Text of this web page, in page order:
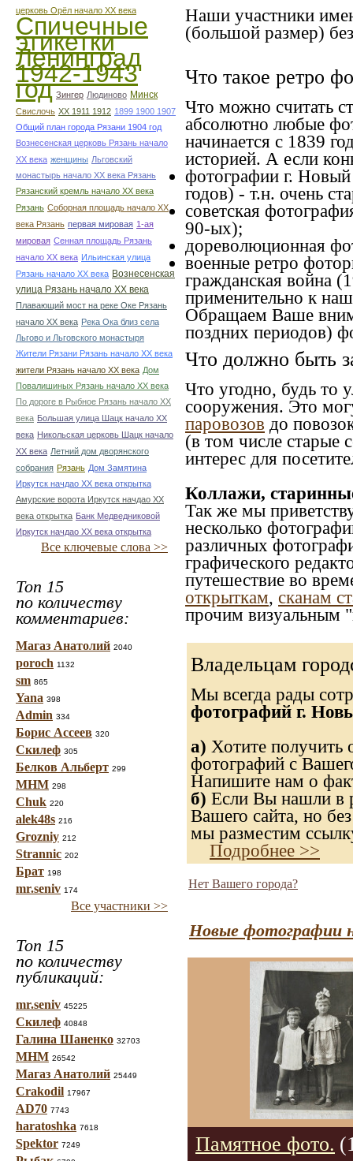
церковь Орёл начало ХХ века
Спичечные
этикетки
Ленинград
1942-1943
год Зингер Людиново Минск
Свислочь XX 1911 1912 1899 1900 1907
Общий план города Рязани 1904 год
Вознесенская церковь Рязань начало
ХХ века женщины Льговский
монастырь начало ХХ века Рязань
Рязанский кремль начало ХХ века
Рязань Соборная площадь начало ХХ
века Рязань первая мировая 1-ая
мировая Сенная площадь Рязань
начало ХХ века Ильинская улица
Рязань начало ХХ века Вознесенская
улица Рязань начало ХХ века
Плавающий мост на реке Оке Рязань
начало ХХ века Река Ока близ села
Льгово и Льговского монастыря
Жители Рязани Рязань начало ХХ века
жители Рязань начало ХХ века Дом
Повалишиных Рязань начало ХХ века
По дороге в Рыбное Рязань начало ХХ
века Большая улица Шацк начало ХХ
века Никольская церковь Шацк начало
ХХ века Летний дом дворянского
собрания Рязань Дом Замятина
Иркутск начдао ХХ века открытка
Амурские ворота Иркутск начдао ХХ
века открытка Банк Медведниковой
Иркутск начдао ХХ века открытка
Все ключевые слова >>
Топ 15
по количеству
комментариев:
Магаз Анатолий 2040
poroch 1132
sm 865
Yana 398
Admin 334
Борис Ассеев 320
Скилеф 305
Белков Альберт 299
МНМ 298
Chuk 220
alek48s 216
Grozniy 212
Strannic 202
Брат 198
mr.seniv 174
Все участники >>
Топ 15
по количеству
публикаций:
mr.seniv 45225
Скилеф 40848
Галина Шаненко 32703
МНМ 26542
Магаз Анатолий 25449
Crakodil 17967
AD70 7743
haratoshka 7618
Spektor 7249
Наши участники
(большой размер)
Что такое ретро
Что можно считать
абсолютно любые
начинается с 1839
историей. А если
фотографии г.
годов) - т.н. очень
советская
90-ых);
дореволюционная
военные ретро
гражданская война
применительно к
Обращаем Ваше
поздних периодов)
Что должно быть
Что угодно, будь то
сооружения. Это
паровозов до
(в том числе старые
интерес для
Коллажи,
Так же мы
несколько
различных
графического
путешествие во
открыткам, сканам
прочим визуальным
Владельцам
Мы всегда рады
фотографий г.
а) Хотите получить
фотографий с
Напишите нам о
б) Если Вы нашли в
Вашего сайта, но
мы разместим
Подробнее >>
Нет Вашего города?
Новые фотографии
Памятное фото.